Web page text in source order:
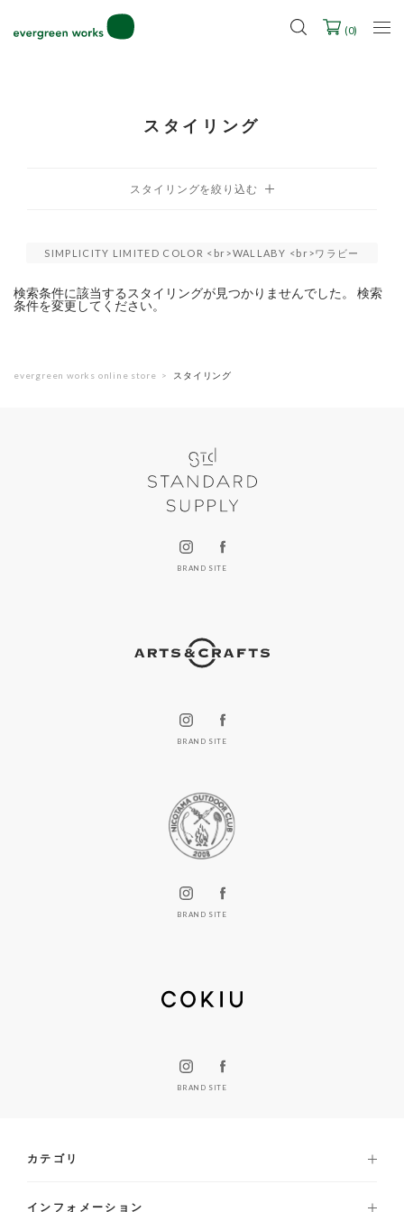
2027年ご入学用ランドセル受注会スケジュール
(0)
スタイリング
SIMPLICITY LIMITED COLOR <br>WALLABY <br>ワラビー
検索条件に該当するスタイリングが見つかりませんでした。 検索
条件を変更してください。
evergreen works online store スタイリング
BRAND SITE
BRAND SITE
BRAND SITE
BRAND SITE
カテゴリ
インフォメーション